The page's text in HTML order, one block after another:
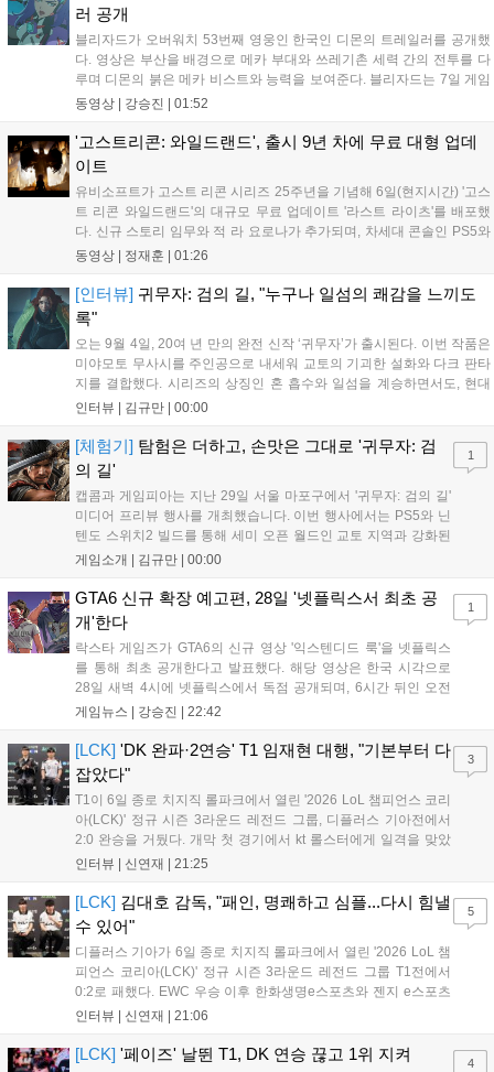
러 공개
블리자드가 오버워치 53번째 영웅인 한국인 디몬의 트레일러를 공개했
다. 영상은 부산을 배경으로 메카 부대와 쓰레기촌 세력 간의 전투를 다
루며 디몬의 붉은 메카 비스트와 능력을 보여준다. 블리자드는 7일 게임
플레이 영상 공개를 시작으로 10일 시즌4 트레일러를 선보이며, 11일 시
론의 대립이 본격화될 전망이다....
동영상 | 강승진 | 01:52
'고스트리콘: 와일드랜드', 출시 9년 차에 무료 대형 업데
이트
유비소프트가 고스트 리콘 시리즈 25주년을 기념해 6일(현지시간) '고스
트 리콘 와일드랜드'의 대규모 무료 업데이트 '라스트 라이츠'를 배포했
다. 신규 스토리 임무와 적 라 요로나가 추가되며, 차세대 콘솔인 PS5와
Xbox Series X|S에서 4K 60FPS를 지원한다. 또한 편의성 개선과 함께
리를 제공한다....
동영상 | 정재훈 | 01:26
[인터뷰] 귀무자: 검의 길, "누구나 일섬의 쾌감을 느끼도
록"
오는 9월 4일, 20여 년 만의 완전 신작 ‘귀무자’가 출시된다. 이번 작품은
미야모토 무사시를 주인공으로 내세워 교토의 기괴한 설화와 다크 판타
지를 결합했다. 시리즈의 상징인 혼 흡수와 일섬을 계승하면서도, 현대
적인 검극 액션과 '무너뜨리기 일섬'을 더해 전투의 깊이를 더했다. 개발
하고자 했으며, 실제 검술 전문가의 모션 캡처를 통해 리얼리티를 극대
화했다. 세계관을 새롭게 재구성한 이번 신작은 기존 시리즈와 설정은
다르지만, 특유의 통쾌한 손맛과 다크 판타지 분위기를 충실히 담아내어
시리즈 팬과 신규 이용자 모두에게 새로운 재미를 선사할 예정이다....
인터뷰 | 김규만 | 00:00
[체험기] 탐험은 더하고, 손맛은 그대로 '귀무자: 검
의 길'
캡콤과 게임피아는 지난 29일 서울 마포구에서 '귀무자: 검의 길'
미디어 프리뷰 행사를 개최했습니다. 이번 행사에서는 PS5와 닌
텐도 스위치2 빌드를 통해 세미 오픈 월드인 교토 지역과 강화된
액션 시스템을 공개했습니다. 주인공 미야모토 무사시가 오니를
가 특징입니다. 정식 출시를 앞두고 탄탄한 게임성을 선보여 기대
감을 높였습니다....
게임소개 | 김규만 | 00:00
1
GTA6 신규 확장 예고편, 28일 '넷플릭스서 최초 공
개'한다
락스타 게임즈가 GTA6의 신규 영상 '익스텐디드 룩'을 넷플릭스
를 통해 최초 공개한다고 발표했다. 해당 영상은 한국 시각으로
28일 새벽 4시에 넷플릭스에서 독점 공개되며, 6시간 뒤인 오전
10시부터 공식 유튜브와 홈페이지에서도 확인할 수 있다. 기존보
이례적인 협업이 향후 게임 마케팅 방식에 어떤 변화를 가져올지
전 세계 팬들의 이목이 쏠리고 있다....
게임뉴스 | 강승진 | 22:42
1
[LCK] 'DK 완파·2연승' T1 임재현 대행, "기본부터 다
잡았다"
T1이 6일 종로 치지직 롤파크에서 열린 '2026 LoL 챔피언스 코리
아(LCK)' 정규 시즌 3라운드 레전드 그룹, 디플러스 기아전에서
2:0 완승을 거뒀다. 개막 첫 경기에서 kt 롤스터에게 일격을 맞았
지만, 젠지 e스포츠의 홈 경기에서 원정 승리를 챙기며 분위기를
한 모습이었다. 다음은...
인터뷰 | 신연재 | 21:25
3
[LCK] 김대호 감독, "패인, 명쾌하고 심플...다시 힘낼
수 있어"
디플러스 기아가 6일 종로 치지직 롤파크에서 열린 '2026 LoL 챔
피언스 코리아(LCK)' 정규 시즌 3라운드 레전드 그룹 T1전에서
0:2로 패했다. EWC 우승 이후 한화생명e스포츠와 젠지 e스포츠
를 잡아내며 기세를 끌어올렸지만, 경기력이 제 궤도에 오른 T1은
"오늘 져서 너무 아쉽다"...
인터뷰 | 신연재 | 21:06
5
[LCK] '페이즈' 날뛴 T1, DK 연승 끊고 1위 지켜 4